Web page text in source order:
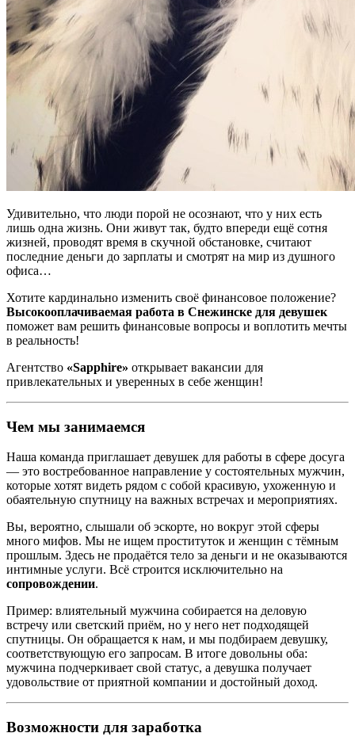
Удивительно, что люди порой не осознают, что у них есть
лишь одна жизнь. Они живут так, будто впереди ещё сотня
жизней, проводят время в скучной обстановке, считают
последние деньги до зарплаты и смотрят на мир из душного
офиса…
Хотите кардинально изменить своё финансовое положение?
Высокооплачиваемая работа в Снежинске для девушек
поможет вам решить финансовые вопросы и воплотить мечты
в реальность!
Агентство «Sapphire» открывает вакансии для
привлекательных и уверенных в себе женщин!
Чем мы занимаемся
Наша команда приглашает девушек для работы в сфере досуга
— это востребованное направление у состоятельных мужчин,
которые хотят видеть рядом с собой красивую, ухоженную и
обаятельную спутницу на важных встречах и мероприятиях.
Вы, вероятно, слышали об эскорте, но вокруг этой сферы
много мифов. Мы не ищем проституток и женщин с тёмным
прошлым. Здесь не продаётся тело за деньги и не оказываются
интимные услуги. Всё строится исключительно на
сопровождении.
Пример: влиятельный мужчина собирается на деловую
встречу или светский приём, но у него нет подходящей
спутницы. Он обращается к нам, и мы подбираем девушку,
соответствующую его запросам. В итоге довольны оба:
мужчина подчеркивает свой статус, а девушка получает
удовольствие от приятной компании и достойный доход.
Возможности для заработка